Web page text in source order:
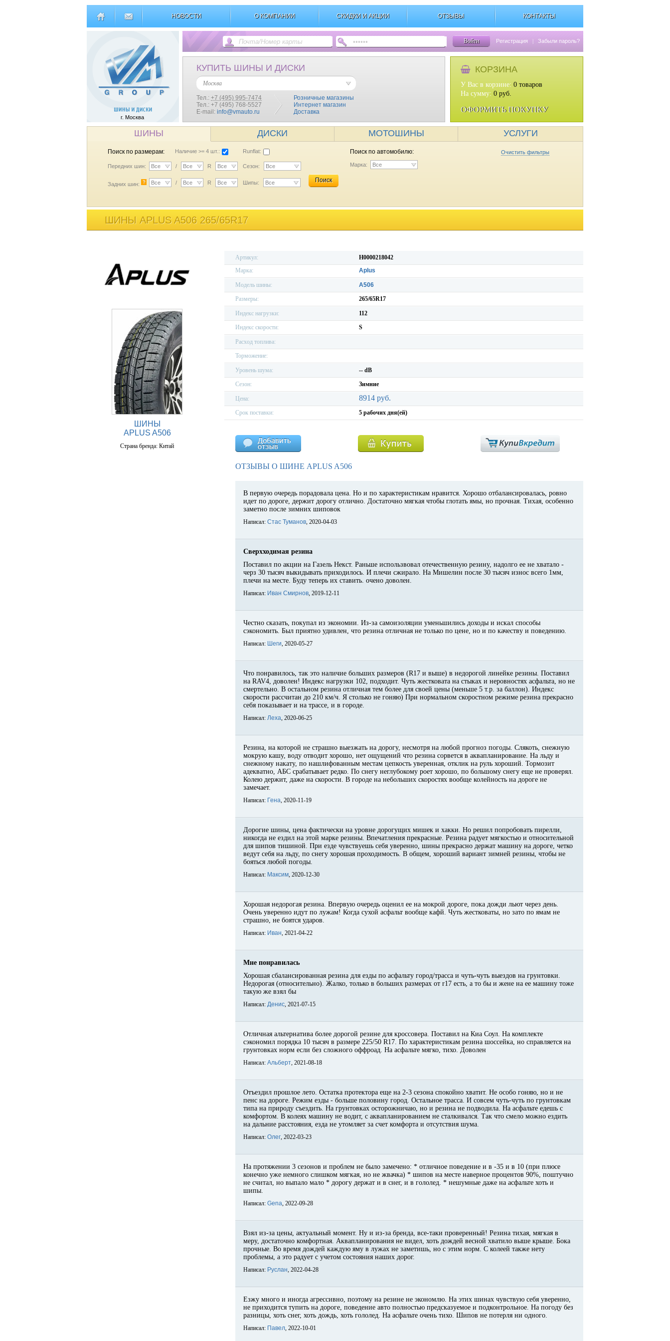
НОВОСТИ О КОМПАНИИ СКИДКИ И АКЦИИ ОТЗЫВЫ КОНТАКТЫ
г. Москва
Войти Регистрация | Забыли пароль?
КУПИТЬ ШИНЫ И ДИСКИ
Москва
Тел.: +7 (495) 995-7474
Тел.: +7 (495) 768-5527
E-mail: info@vmauto.ru
Розничные магазины
Интернет магазин
Доставка
КОРЗИНА
У Вас в корзине: 0 товаров
На сумму: 0 руб.
ОФОРМИТЬ ПОКУПКУ
ШИНЫ ДИСКИ МОТОШИНЫ УСЛУГИ
Поиск по размерам: Наличие >= 4 шт.: Runflat:
Передних шин: Все / Все R Все Сезон: Все
Задних шин: ? Все / Все R Все Шипы: Все Поиск
Поиск по автомобилю: Очистить фильтры
Марка: Все
ШИНЫ APLUS A506 265/65R17
ШИНЫ
APLUS A506
Страна бренда: Китай
Артикул:
H0000218042
Марка:
Aplus
Модель шины:
A506
Размеры:
265/65R17
Индекс нагрузки:
112
Индекс скорости:
S
Расход топлива:
Торможение:
Уровень шума:
-- dB
Сезон:
Зимние
Цена: 8914 руб.
Срок поставки: 5 рабочих дня(ей)
ОТЗЫВЫ О ШИНЕ APLUS A506
В первую очередь порадовала цена. Но и по характеристикам нравится. Хорошо отбалансировалась, ровно
идет по дороге, держит дорогу отлично. Достаточно мягкая чтобы глотать ямы, но прочная. Тихая, особенно
заметно после зимних шиповок
Написал: Стас Туманов, 2020-04-03
Сверхходимая резина
Поставил по акции на Газель Некст. Раньше использвовал отечественную резину, надолго ее не хватало -
черз 30 тысяч выкидывать приходилось. И плечи сжирало. На Мишелин после 30 тысяч износ всего 1мм,
плечи на месте. Буду теперь их ставить. очено доволен.
Написал: Иван Смирнов, 2019-12-11
Честно сказать, покупал из экономии. Из-за самоизоляции уменьшились доходы и искал способы
сэкономить. Был приятно удивлен, что резина отличная не только по цене, но и по качеству и поведению.
Написал: Шеги, 2020-05-27
Что понравилось, так это наличие больших размеров (R17 и выше) в недорогой линейке резины. Поставил
на RAV4, доволен! Индекс нагрузки 102, подходит. Чуть жестковата на стыках и неровностях асфальта, но не
смертельно. В остальном резина отличная тем более для своей цены (меньше 5 т.р. за баллон). Индекс
скорости рассчитан до 210 км/ч. Я столько не гоняю) При нормальном скоростном режиме резина прекрасно
себя показывает и на трассе, и в городе.
Написал: Леха, 2020-06-25
Резина, на которой не страшно выезжать на дорогу, несмотря на любой прогноз погоды. Слякоть, снежную
мокрую кашу, воду отводит хорошо, нет ощущений что резина сорвется в аквапланирование. На льду и
снежному накату, по нашлифованным местам цепкость уверенная, отклик на руль хороший. Тормозит
адекватно, АБС срабатывает редко. По снегу неглубокому роет хорошо, по большому снегу еще не проверял.
Колею держит, даже на скорости. В городе на небольших скоростях вообще колейность на дороге не
замечает.
Написал: Гена, 2020-11-19
Дорогие шины, цена фактически на уровне дорогущих мишек и хакки. Но решил попробовать пирелли,
никогда не ездил на этой марке резины. Впечатления прекрасные. Резина радует мягкостью и относительной
для шипов тишиной. При езде чувствуешь себя уверенно, шины прекрасно держат машину на дороге, четко
ведут себя на льду, по снегу хорошая проходимость. В общем, хороший вариант зимней резины, чтобы не
бояться любой погоды.
Написал: Максим, 2020-12-30
Хорошая недорогая резина. Впервую очередь оценил ее на мокрой дороге, пока дожди льют через день.
Очень уверенно идут по лужам! Когда сухой асфальт вообще кафй. Чуть жестковаты, но зато по ямам не
страшно, не боятся ударов.
Написал: Иван, 2021-04-22
Мне понравилась
Хорошая сбалансированная резина для езды по асфальту город/трасса и чуть-чуть выездов на грунтовки.
Недорогая (относительно). Жалко, только в больших размерах от r17 есть, а то бы и жене на ее машину тоже
такую же взял бы
Написал: Денис, 2021-07-15
Отличная альтернатива более дорогой резине для кроссовера. Поставил на Киа Соул. На комплекте
сэкономил порядка 10 тысяч в размере 225/50 R17. По характеристикам резина шоссейка, но справляется на
грунтовках норм если без сложного оффроад. На асфальте мягко, тихо. Доволен
Написал: Альберт, 2021-08-18
Отъездил прошлое лето. Остатка протектора еще на 2-3 сезона спокойно хватит. Не особо гоняю, но и не
пенс на дороге. Режим езды - больше половину город. Остальное трасса. И совсем чуть-чуть по грунтовкам
типа на природу съездить. На грунтовках осторожничаю, но и резина не подводила. На асфальте едешь с
комфортом. В колеях машину не водит, с аквапланированием не сталкивался. Так что смело можно ездить
на дальние расстояния, езда не утомляет за счет комфорта и отсутствия шума.
Написал: Олег, 2022-03-23
На протяжении 3 сезонов и проблем не было замечено: * отличное поведение и в -35 и в 10 (при плюсе
конечно уже немного слишком мягкая, но не жвачка) * шипов на месте наверное процентов 90%, поштучно
не считал, но выпало мало * дорогу держат и в снег, и в гололед. * нешумные даже на асфальте хоть и
шипы.
Написал: Gena, 2022-09-28
Взял из-за цены, актуальный момент. Ну и из-за бренда, все-таки проверенный! Резина тихая, мягкая в
меру, достаточно комфортная. Аквапланирования не видел, хоть дождей весной хватило выше крыше. Бока
прочные. Во время дождей каждую яму в лужах не заметишь, но с этим норм. С колеей также нету
проблемы, а это радует с учетом состояния наших дорог.
Написал: Руслан, 2022-04-28
Езжу много и иногда агрессивно, поэтому на резине не экономлю. На этих шинах чувствую себя уверенно,
не приходится тупить на дороге, поведение авто полностью предсказуемое и подконтрольное. На погоду без
разницы, хоть снег, хоть дождь, хоть гололед. На асфальте очень тихо. Шипов не потерля ни одного.
Написал: Павел, 2022-10-01